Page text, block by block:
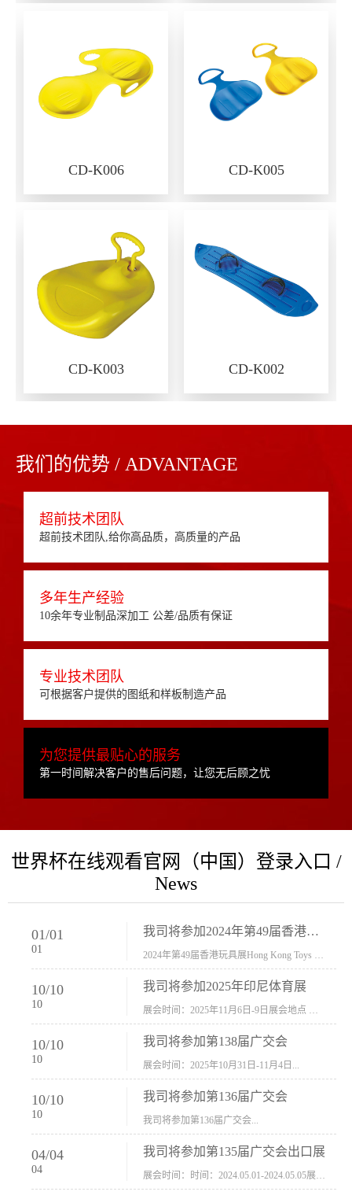
CD-K006 CD-K005
CD-K003 CD-K002
我们的优势 / ADVANTAGE
超前技术团队
超前技术团队,给你高品质，高质量的产品
多年生产经验
10余年专业制品深加工 公差/品质有保证
专业技术团队
可根据客户提供的图纸和样板制造产品
为您提供最贴心的服务
第一时间解决客户的售后问题，让您无后顾之忧
世界杯在线观看官网（中国）登录入口 /
News
01/01
01
我司将参加2024年第49届香港玩具展Hong Kong Toys & Games Fair 欢迎新···
10/10
10
我司将参加2025年印尼体育展
10/10
10
我司将参加第138届广交会
展会时间：2025年10月31日-11月4日...
10/10
10
我司将参加第136届广交会
我司将参加第136届广交会...
04/04
04
我司将参加第135届广交会出口展
展会时间：时间：2024.05.01-2024.05.05展会地址：中国进出口商品交易会展馆福建康莱宝公司展位号12.1G37-38、H11-12，浙江康莱宝展位号17.1B23-24、C19-20...